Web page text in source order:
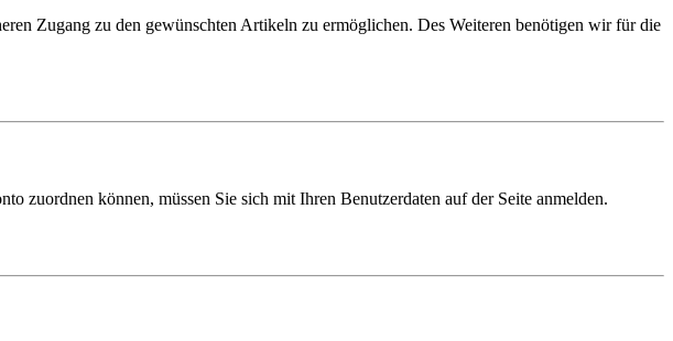
Zugang zu den gewünschten Artikeln zu ermöglichen. Des Weiteren benötigen wir für die
zuordnen können, müssen Sie sich mit Ihren Benutzerdaten auf der Seite anmelden.